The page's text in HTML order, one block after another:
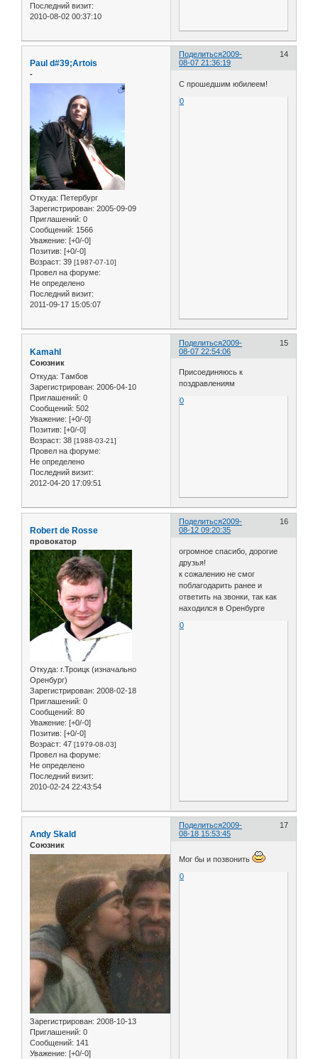
Последний визит:
2010-08-02 00:37:10
Поделиться 14
2009-
08-07 21:36:19
Paul d#39;Artois
-
Откуда: Петербург
Зарегистрирован: 2005-09-09
Приглашений: 0
Сообщений: 1566
Уважение: [+0/-0]
Позитив: [+0/-0]
Возраст: 39 [1987-07-10]
Провел на форуме:
Не определено
Последний визит:
2011-09-17 15:05:07
С прошедшим юбилеем!
0
Поделиться 15
2009-
08-07 22:54:06
Kamahl
Союзник
Откуда: Тамбов
Зарегистрирован: 2006-04-10
Приглашений: 0
Сообщений: 502
Уважение: [+0/-0]
Позитив: [+0/-0]
Возраст: 38 [1988-03-21]
Провел на форуме:
Не определено
Последний визит:
2012-04-20 17:09:51
Присоединяюсь к
поздравлениям
0
Поделиться 16
2009-
08-12 09:20:35
Robert de Rosse
провокатор
Откуда: г.Троицк (изначально
Оренбург)
Зарегистрирован: 2008-02-18
Приглашений: 0
Сообщений: 80
Уважение: [+0/-0]
Позитив: [+0/-0]
Возраст: 47 [1979-08-03]
Провел на форуме:
Не определено
Последний визит:
2010-02-24 22:43:54
огромное спасибо, дорогие
друзья!
к сожалению не смог
поблагодарить ранее и
ответить на звонки, так как
находился в Оренбурге
0
Поделиться 17
2009-
08-18 15:53:45
Andy Skald
Союзник
Зарегистрирован: 2008-10-13
Приглашений: 0
Сообщений: 141
Уважение: [+0/-0]
Мог бы и позвонить
0